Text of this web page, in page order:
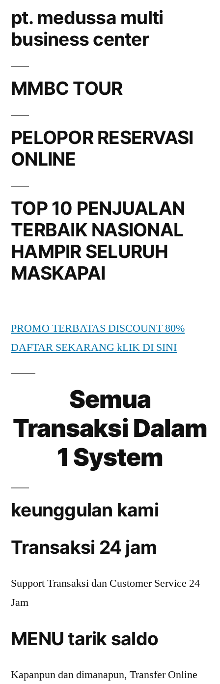
pt. medussa multi
business center
MMBC TOUR
PELOPOR RESERVASI
ONLINE
TOP 10 PENJUALAN
TERBAIK NASIONAL
HAMPIR SELURUH
MASKAPAI
PROMO TERBATAS DISCOUNT 80%
DAFTAR SEKARANG kLIK DI SINI
Semua
Transaksi Dalam
1 System
keunggulan kami
Transaksi 24 jam
Support Transaksi dan Customer Service 24
Jam
MENU tarik saldo
Kapanpun dan dimanapun, Transfer Online